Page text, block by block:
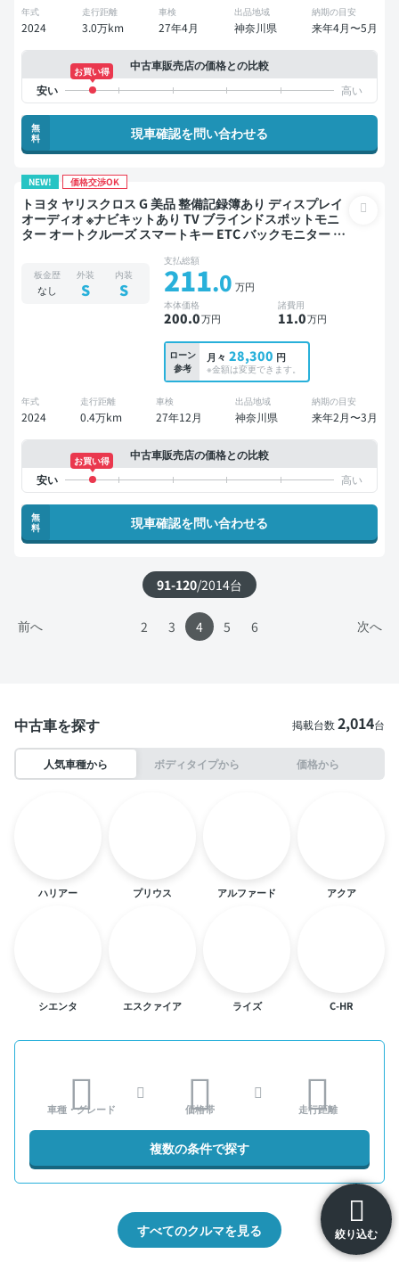
絞り込む
年式
2024
走行距離
3.0万km
車検
27年4月
出品地域
神奈川県
納期の目安
来年4月〜5月
中古車販売店の価格との比較
お買い得
無
料
現車確認を問い合わせる
NEW! 価格交渉OK
トヨタ ヤリスクロス G 美品 整備記録簿あり ディスプレイ
オーディオ ※ナビキットあり TV ブラインドスポットモニ
ター オートクルーズ スマートキー ETC バックモニター 全
板金歴
なし
外装
S
内装
S
支払総額
211.0 万円
本体価格
200.0万円
諸費用
11.0万円
ローン
参考
月々 28,300 円
※金額は変更できます。
年式
2024
走行距離
0.4万km
車検
27年12月
出品地域
神奈川県
納期の目安
来年2月〜3月
中古車販売店の価格との比較
お買い得
無
料
現車確認を問い合わせる
91-120/2014台
前へ 次へ
2 3 4 5 6
中古車を探す 掲載台数2,014台
人気車種から ボディタイプから 価格から
ハリアー プリウス アルファード アクア
シエンタ エスクァイア ライズ C-HR
車種・グレード 価格帯 走行距離
複数の条件で探す
すべてのクルマを見る